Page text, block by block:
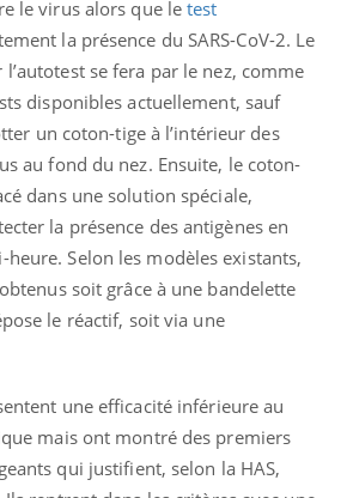
le virus alors que letest
la présence du SARS-CoV-2. Le
se fera par le nez, comme
disponibles actuellement, sauf
un coton-tige à l’intérieur des
au fond du nez. Ensuite, le coton-
dans une solution spéciale,
la présence des antigènes en
heure. Selon les modèles existants,
soit grâce à une bandelette
le réactif, soit via une
une efficacité inférieure au
mais ont montré des premiers
qui justifient, selon la HAS,